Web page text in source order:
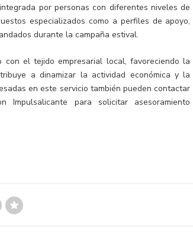
por personas con diferentes niveles de
especializados como a perfiles de apoyo,
durante la campaña estival.
el tejido empresarial local, favoreciendo la
a dinamizar la actividad económica y la
en este servicio también pueden contactar
Impulsalicante para solicitar asesoramiento